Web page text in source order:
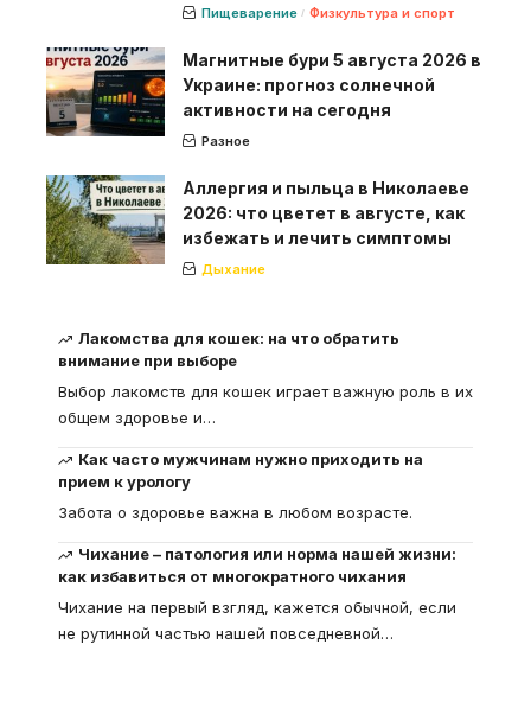
Пищеварение Физкультура и спорт
Магнитные бури 5 августа 2026 в
Украине: прогноз солнечной
активности на сегодня
Разное
Аллергия и пыльца в Николаеве
2026: что цветет в августе, как
избежать и лечить симптомы
Дыхание
Лакомства для кошек: на что обратить
внимание при выборе
Выбор лакомств для кошек играет важную роль в их
общем здоровье и…
Как часто мужчинам нужно приходить на
прием к урологу
Забота о здоровье важна в любом возрасте.
Чихание – патология или норма нашей жизни:
как избавиться от многократного чихания
Чихание на первый взгляд, кажется обычной, если
не рутинной частью нашей повседневной…